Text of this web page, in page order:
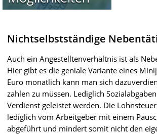
Nichtselbstständige
Auch ein Angestelltenverhältnis ist als
Hier gibt es die geniale Variante eines
Euro monatlich kann man sich
zahlen zu müssen. Lediglich
Verdienst geleistet werden. Die
lediglich vom Arbeitgeber mit einem
abgeführt und mindert somit nicht den